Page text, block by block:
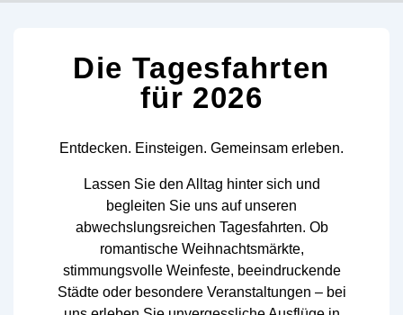
Die Tagesfahrten
für 2026
Entdecken. Einsteigen. Gemeinsam erleben.
Lassen Sie den Alltag hinter sich und
begleiten Sie uns auf unseren
abwechslungsreichen Tagesfahrten. Ob
romantische Weihnachtsmärkte,
stimmungsvolle Weinfeste, beeindruckende
Städte oder besondere Veranstaltungen – bei